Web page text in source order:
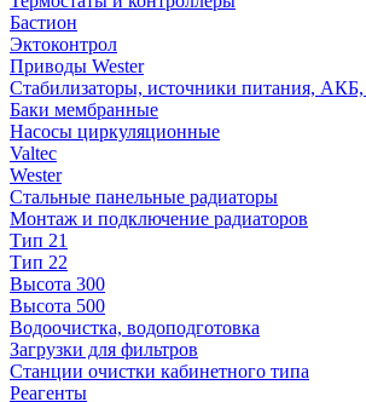
Бастион
Эктоконтрол
Приводы Wester
Стабилизаторы, источники питания, АКБ,
Баки мембранные
Насосы циркуляционные
Valtec
Wester
Стальные панельные радиаторы
Монтаж и подключение радиаторов
Тип 21
Тип 22
Высота 300
Высота 500
Водоочистка, водоподготовка
Загрузки для фильтров
Станции очистки кабинетного типа
Реагенты